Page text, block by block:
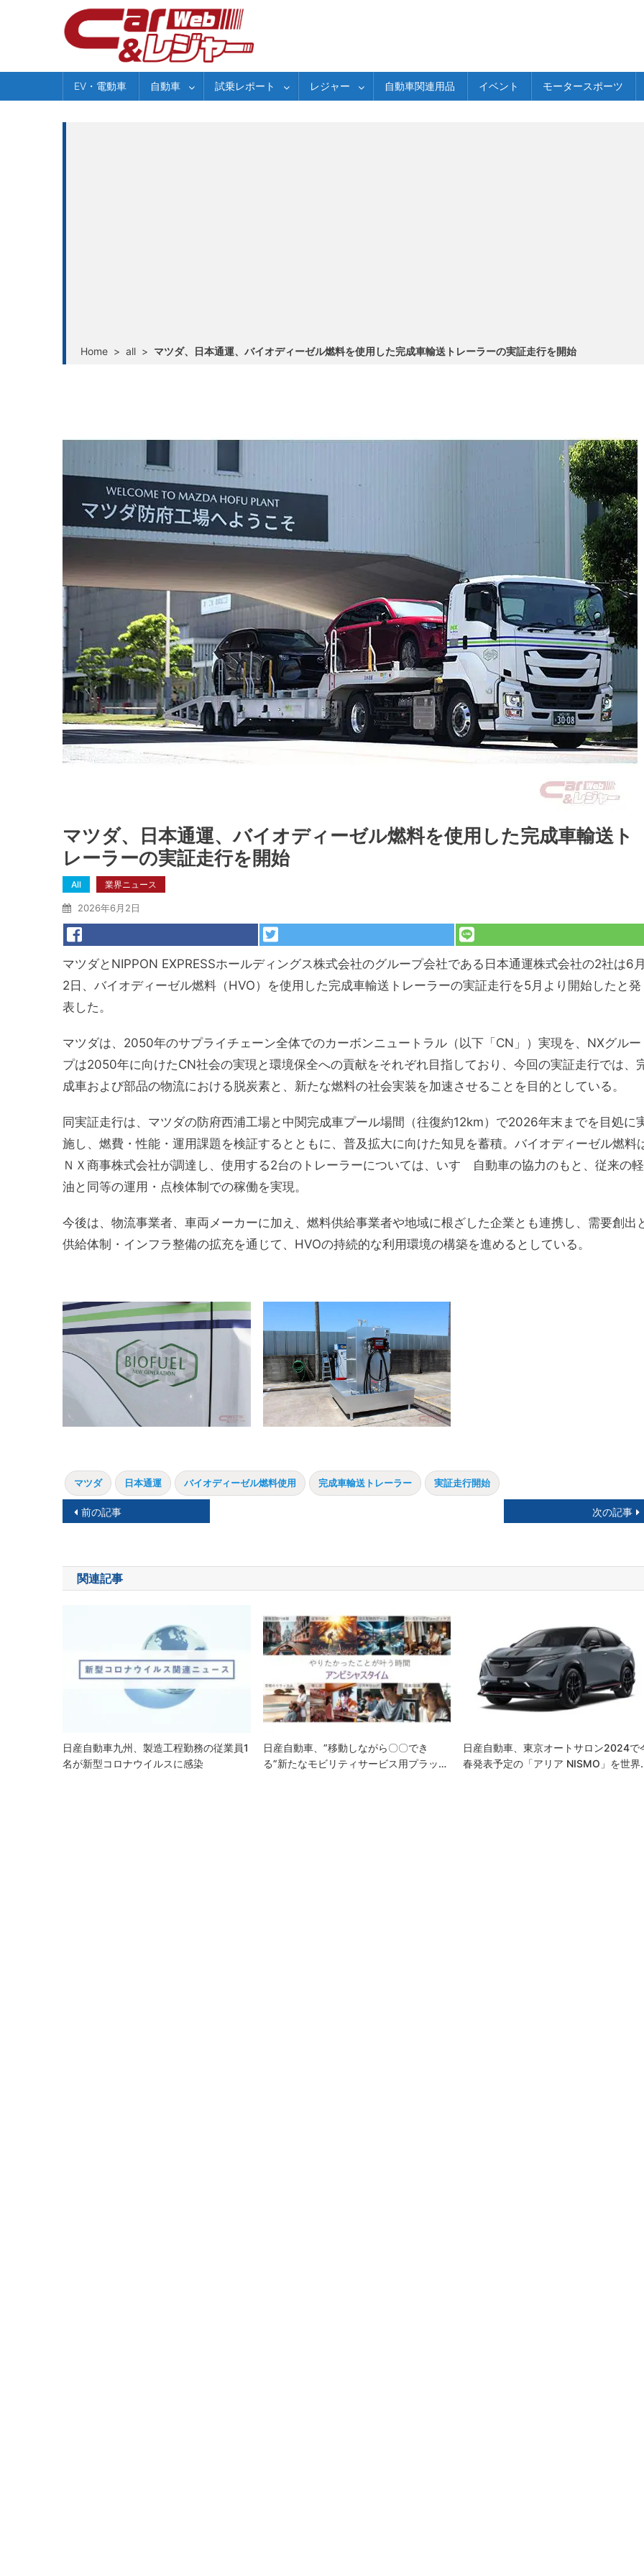
EV・電動車 自動車 試乗レポート レジャー 自動車関連用品 イベント モータースポーツ
Home > all > マツダ、日本通運、バイオディーゼル燃料を使用した完成車輸送トレーラーの実証走行を開始
マツダ、日本通運、バイオディーゼル燃料を使用した完成車輸送ト
レーラーの実証走行を開始
All 業界ニュース
2026年6月2日
マツダとNIPPON EXPRESSホールディングス株式会社のグループ会社である日本通運株式会社の2社は6
2日、バイオディーゼル燃料（HVO）を使用した完成車輸送トレーラーの実証走行を5月より開始したと発
表した。
マツダは、2050年のサプライチェーン全体でのカーボンニュートラル（以下「CN」）実現を、NXグルー
プは2050年に向けたCN社会の実現と環境保全への貢献をそれぞれ目指しており、今回の実証走行では、
成車および部品の物流における脱炭素と、新たな燃料の社会実装を加速させることを目的としている。
同実証走行は、マツダの防府西浦工場と中関完成車プール場間（往復約12km）で2026年末までを目処に
施し、燃費・性能・運用課題を検証するとともに、普及拡大に向けた知見を蓄積。バイオディーゼル燃料
ＮＸ商事株式会社が調達し、使用する2台のトレーラーについては、いすゞ自動車の協力のもと、従来の軽
油と同等の運用・点検体制での稼働を実現。
今後は、物流事業者、車両メーカーに加え、燃料供給事業者や地域に根ざした企業とも連携し、需要創出
供給体制・インフラ整備の拡充を通じて、HVOの持続的な利用環境の構築を進めるとしている。
マツダ 日本通運 バイオディーゼル燃料使用 完成車輸送トレーラー 実証走行開始
投
ナ
ビ
ー
シ
ン
前の記事 次の記事
関連記事
日産自動車九州、製造工程勤務の従業員1
名が新型コロナウイルスに感染
日産自動車、”移動しながら〇〇でき
る”新たなモビリティサービス用プラッ…
日産自動車、東京オートサロン2024で
春発表予定の「アリア NISMO」を世